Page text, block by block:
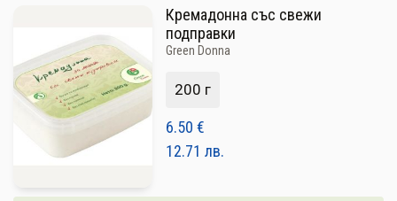
Кремадонна със свежи
подправки
Green Donna
200 г
6.50 €
12.71 лв.